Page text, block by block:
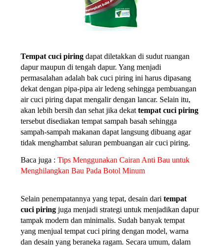
Tempat cuci piring dapat diletakkan di sudut ruangan
dapur maupun di tengah dapur. Yang menjadi
permasalahan adalah bak cuci piring ini harus dipasang
dekat dengan pipa-pipa air ledeng sehingga pembuangan
air cuci piring dapat mengalir dengan lancar. Selain itu,
akan lebih bersih dan sehat jika dekat tempat cuci piring
tersebut disediakan tempat sampah basah sehingga
sampah-sampah makanan dapat langsung dibuang agar
tidak menghambat saluran pembuangan air cuci piring.
Baca juga : Tips Menggunakan Cairan Anti Bau untuk
Menghilangkan Bau Pada Botol Minum
Selain penempatannya yang tepat, desain dari tempat
cuci piring juga menjadi strategi untuk menjadikan dapur
tampak modern dan minimalis. Sudah banyak tempat
yang menjual tempat cuci piring dengan model, warna
dan desain yang beraneka ragam. Secara umum, dalam